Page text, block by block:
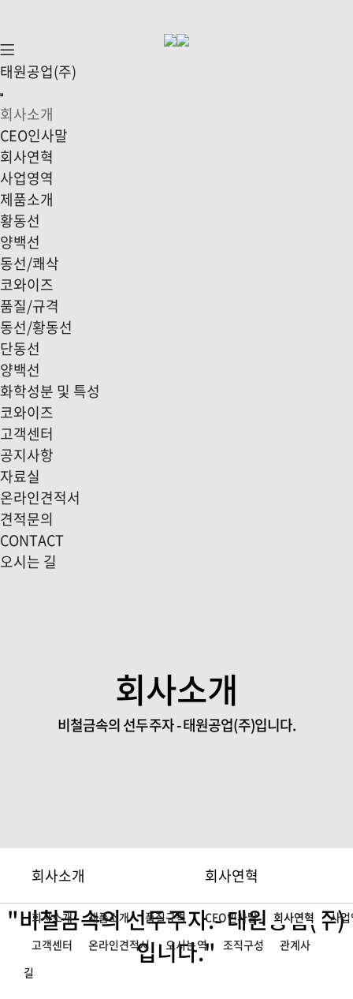
태원공업(주)
회사소개
CEO인사말
회사연혁
사업영역
제품소개
황동선
양백선
동선/쾌삭
코와이즈
품질/규격
동선/황동선
단동선
양백선
화학성분 및 특성
코와이즈
고객센터
공지사항
자료실
온라인견적서
견적문의
CONTACT
오시는 길
회사소개
비철금속의 선두주자 - 태원공업(주)입니다.
회사소개
회사소개 제품소개
품질규격
고객센터
온라인견적서
오시는
길
회사연혁
CEO인사말 회사연혁
사
역
조직구성 관계사
"비철금속의 선두주자.- 태원공업(주)
입니다."